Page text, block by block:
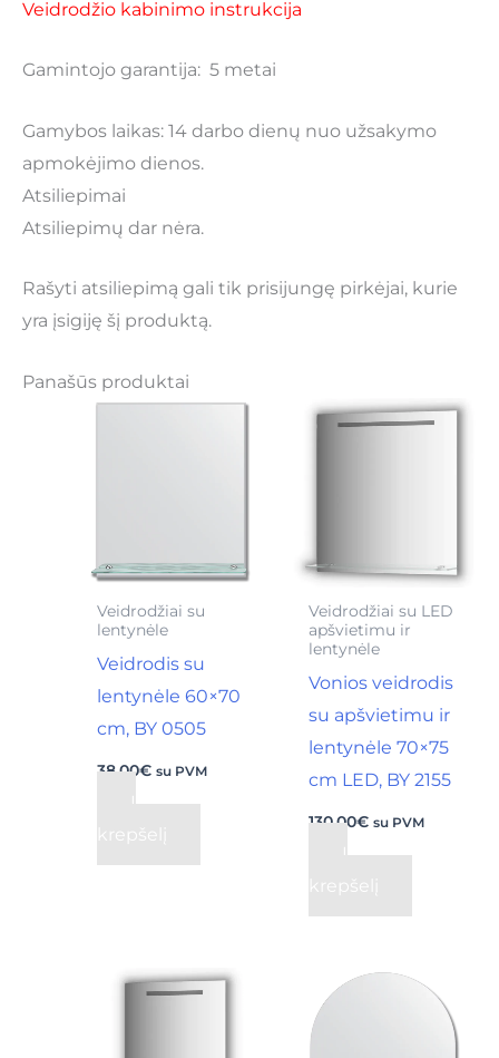
Veidrodžio kabinimo instrukcija
Gamintojo garantija: 5 metai
Gamybos laikas: 14 darbo dienų nuo užsakymo
apmokėjimo dienos.
Atsiliepimai
Atsiliepimų dar nėra.
Rašyti atsiliepimą gali tik prisijungę pirkėjai, kurie
yra įsigiję šį produktą.
Panašūs produktai
Veidrodžiai su
lentynėle
Veidrodis su
lentynėle 60×70
cm, BY 0505
38,00€ su PVM
Į
krepšelį
Veidrodžiai su LED
apšvietimu ir
lentynėle
Vonios veidrodis
su apšvietimu ir
lentynėle 70×75
cm LED, BY 2155
130,00€ su PVM
Į
krepšelį